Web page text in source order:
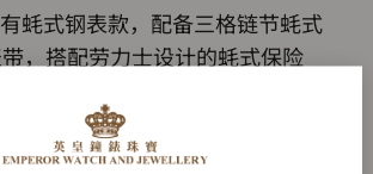
蚝式钢表款，配备三格链节蚝式
带，搭配劳力士设计的蚝式保险
展系统，可让佩戴者延长表带约5
情况下佩戴都倍感舒适。